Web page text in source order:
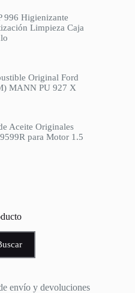
996 Higienizante
Limpieza Caja
Original Ford
MANN PU 927 X
Aceite Originales
para Motor 1.5
envío y devoluciones